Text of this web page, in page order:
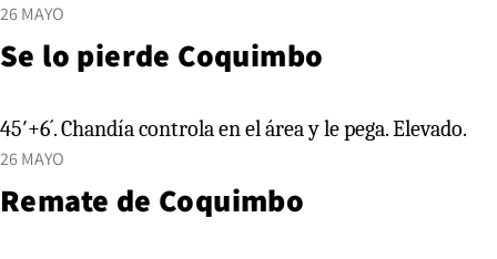
26 MAYO
Se lo pierde Coquimbo
45′+6´. Chandía controla en el área y le pega. Elevado.
26 MAYO
Remate de Coquimbo